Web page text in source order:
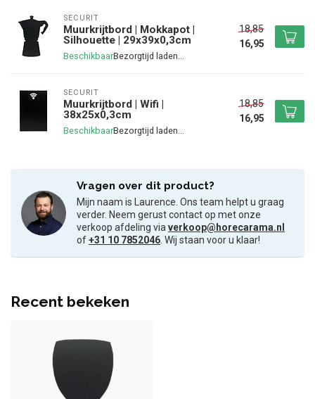
SECURIT
Muurkrijtbord | Mokkapot |
Silhouette | 29x39x0,3cm
Beschikbaar
18,85
16,95
SECURIT
Muurkrijtbord | Wifi |
38x25x0,3cm
Beschikbaar
18,85
16,95
Vragen over dit product?
Mijn naam is Laurence. Ons team helpt u graag
verder. Neem gerust contact op met onze
verkoop afdeling viaverkoop@horecarama.nl
of+31 10 7852046. Wij staan voor u klaar!
Recent bekeken